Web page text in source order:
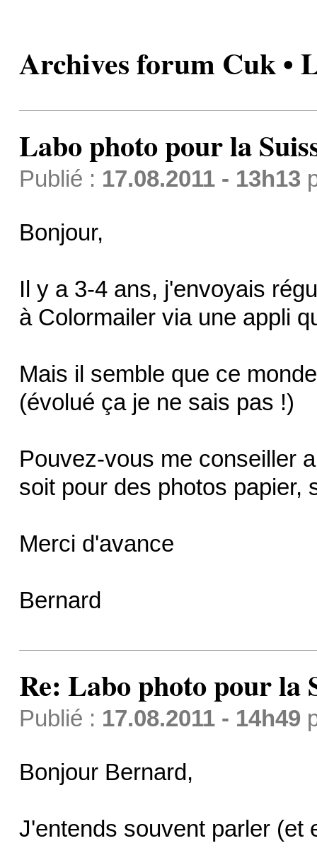
Archives forum Cuk •
Labo photo pour la
Publié : 17.08.2011 - 13h13
Bonjour,
Il y a 3-4 ans, j'envoyais
à Colormailer via une appli
Mais il semble que ce
(évolué ça je ne sais pas !)
Pouvez-vous me conseiller
soit pour des photos papier,
Merci d'avance
Bernard
Re: Labo photo pour la
Publié : 17.08.2011 - 14h49
Bonjour Bernard,
J'entends souvent parler (et